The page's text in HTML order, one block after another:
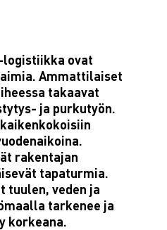
ovat
Ammattilaiset
takaavat
ja purkutyön.
rakentajan
tapaturmia.
tuulen, veden ja
tarkenee ja
korkeana.